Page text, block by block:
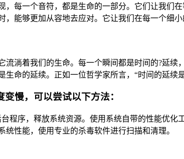
，每一个音符，都是生命的一部分。它们让我们
，能够更加从容地去应对。它让我们在每一个细小
流淌着我们的生命。每一个瞬间都是时间的?延
生命的延续。正如一位哲学家所言，“时间的延续
慢，可以尝试以下方法：
程序，释放系统资源。使用系统自带的性能优
统性能，使用专业的杀毒软件进行扫描和清理。